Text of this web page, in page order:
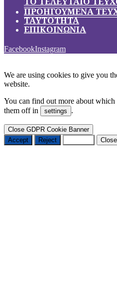
ΠΡΟΗΓΟΥΜΕΝΑ
ΤΑΥΤΟΤΗΤΑ
ΕΠΙΚΟΙΝΩΝΙΑ
FacebookInstagram
We are using cookies to give you
website.
You can find out more about
them off in
settings .
Close GDPR Cookie Banner
Accept
Reject